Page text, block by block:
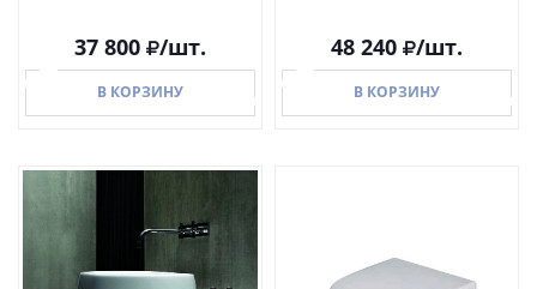
37 800 /шт.
В КОРЗИНУ
В КОРЗИНУ
48 240 /шт.
В КОРЗИНУ